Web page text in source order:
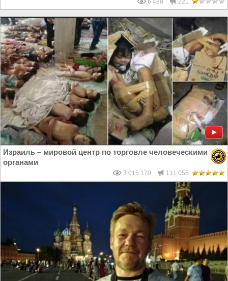
6 488 221
Израиль – мировой центр по торговле человеческими
органами
3 015 170 111 055